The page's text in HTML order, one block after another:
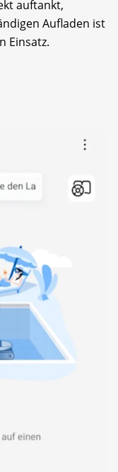
auftankt,
Aufladen ist
Einsatz.